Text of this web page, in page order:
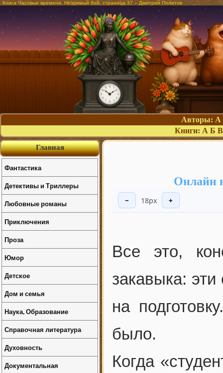
Книга Часовые времени. Незримый бой, страница 37 – Дмитрий Политов
Авторы: А
Книги: А Б В
Онлайн
− 18px +
Все это,
закавыка:
на
было.
Когда
Главная
Фантастика
Детективы и Триллеры
Любовные романы
Приключения
Проза
Юмор
Детское
Дом и семья
Наука, Образование
Справочная литература
Духовность
Документальная